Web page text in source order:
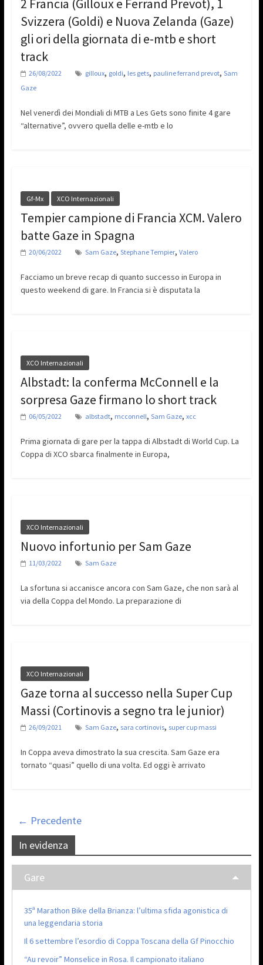
2 Francia (Gilloux e Ferrand Prevot), 1
Svizzera (Goldi) e Nuova Zelanda (Gaze)
gli ori della giornata di e-mtb e short
track
26/08/2022 gilloux, goldi, les gets, pauline ferrand prevot, Sam
Gaze
Nel venerdì dei Mondiali di MTB a Les Gets sono finite 4 gare
“alternative”, ovvero quella delle e-mtb e lo
Gf-Mx XCO Internazionali
Tempier campione di Francia XCM. Valero
batte Gaze in Spagna
20/06/2022 Sam Gaze, Stephane Tempier, Valero
Facciamo un breve recap di quanto successo in Europa in
questo weekend di gare. In Francia si è disputata la
XCO Internazionali
Albstadt: la conferma McConnell e la
sorpresa Gaze firmano lo short track
06/05/2022 albstadt, mcconnell, Sam Gaze, xcc
Prima giornata di gare per la tappa di Albstadt di World Cup. La
Coppa di XCO sbarca finalmente in Europa,
XCO Internazionali
Nuovo infortunio per Sam Gaze
11/03/2022 Sam Gaze
La sfortuna si accanisce ancora con Sam Gaze, che non sarà al
via della Coppa del Mondo. La preparazione di
XCO Internazionali
Gaze torna al successo nella Super Cup
Massi (Cortinovis a segno tra le junior)
26/09/2021 Sam Gaze, sara cortinovis, super cup massi
In Coppa aveva dimostrato la sua crescita. Sam Gaze era
tornato “quasi” quello di una volta. Ed oggi è arrivato
← Precedente
In evidenza
Gare
35ª Marathon Bike della Brianza: l’ultima sfida agonistica di
una leggendaria storia
Il 6 settembre l’esordio di Coppa Toscana della Gf Pinocchio
“Au revoir” Monselice in Rosa. Il campionato italiano